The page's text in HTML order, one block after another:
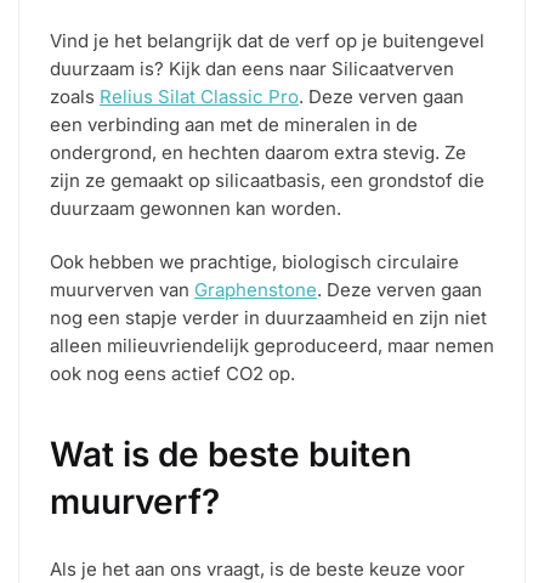
Vind je het belangrijk dat de verf op je buitengevel
duurzaam is? Kijk dan eens naar Silicaatverven
zoals Relius Silat Classic Pro. Deze verven gaan
een verbinding aan met de mineralen in de
ondergrond, en hechten daarom extra stevig. Ze
zijn ze gemaakt op silicaatbasis, een grondstof die
duurzaam gewonnen kan worden.
Ook hebben we prachtige, biologisch circulaire
muurverven van Graphenstone. Deze verven gaan
nog een stapje verder in duurzaamheid en zijn niet
alleen milieuvriendelijk geproduceerd, maar nemen
ook nog eens actief CO2 op.
Wat is de beste buiten
muurverf?
Als je het aan ons vraagt, is de beste keuze voor